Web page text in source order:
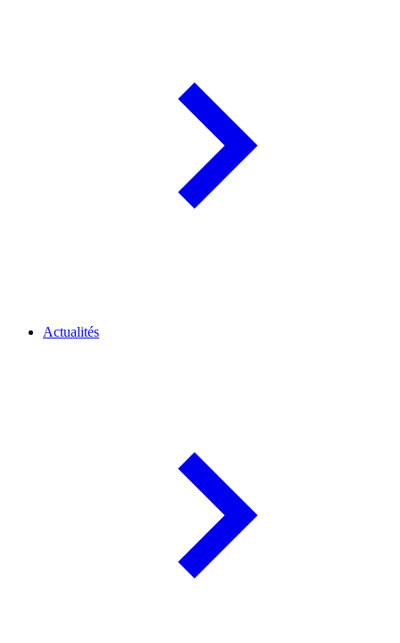
Actualités